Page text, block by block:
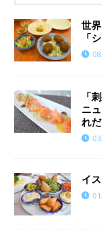
世
「
「
ニ
れ
イ